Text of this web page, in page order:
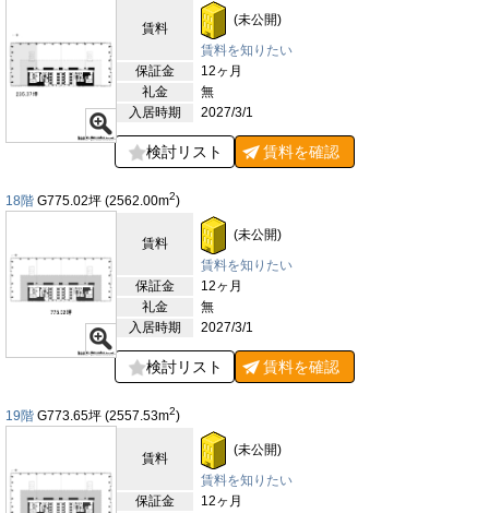
「(仮称)大崎コアプロジェクト」が立地する大崎・五反田エリア
は、再開発が進む品川区の中でも注目度の高いビジネス・商業集
積地です。周辺にはオフィスビルが立ち並ぶ一方で、緑豊かな広
場や歩道空間が整備されており、都市機能と自然環境が調和した
快適な環境が広がっています。ビル周辺の歩行者空間は広く、敷
地内外の緑化や街路樹が彩りを添え、働く人々にとってリフレッ
シュできる環境を提供します。商業施設も徒歩圏に点在してお
り、ランチや打ち合わせ、リフレッシュの場として多彩に活用で
きます。周辺にはビジネスホテルやサービスアパートメントもあ
業が集積するオフィス街であると同時に、ショッピングやグル
メ、文化施設も適度に揃うため、日常業務と生活利便性を兼ね備
えた立地といえます。さらに、五反田方面には公園や緑地が点在
し、四季の変化を感じられる自然空間が確保されている点も魅力
です。緑に囲まれたエリアは、社員のリフレッシュや屋外ミーテ
ィング、コミュニケーションの場としても活用でき、都市型オフ
ィスの利便性と自然環境の両立を実現しています。
【評価】
駅からの距離
設備
エントランス
賃料
(未公開)
賃料を知りたい
保証金
12ヶ月
礼金
無
入居時期
2027/3/1
検討リスト 賃料を確認
18階 G775.02坪 (2562.00m2)
賃料
(未公開)
賃料を知りたい
保証金
12ヶ月
礼金
無
入居時期
2027/3/1
検討リスト 賃料を確認
19階 G773.65坪 (2557.53m2)
賃料
(未公開)
賃料を知りたい
保証金
12ヶ月